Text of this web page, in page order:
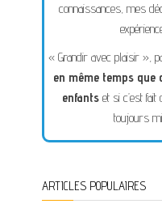
connaissances, mes
« Grandir avec plaisir »,
en même temps que
enfants et si c’est fait
toujours
ARTICLES POPULAIRES